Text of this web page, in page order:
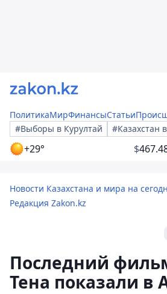
ПолитикаМирФинансыСтатьи
#Выборы в Курултай
#Казахстан
+29° $
Новости Казахстана и мира на
Редакция Zakon.kz
Последний
Тена показали в